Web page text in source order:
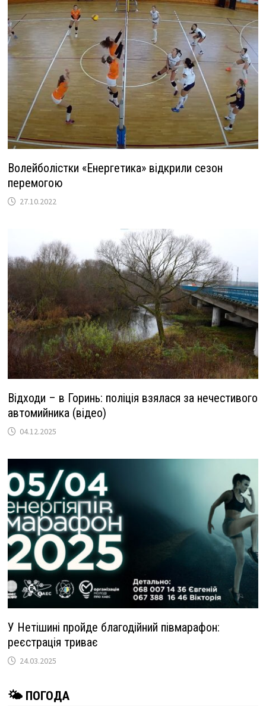
k
n
k
Волейболістки «Енергетика» відкрили сезон
перемогою
27.10.2022
Відходи – в Горинь: поліція взялася за нечестивого
автомийника (відео)
04.12.2025
У Нетішині пройде благодійний півмарафон:
реєстрація триває
24.03.2025
🌤 ПОГОДА